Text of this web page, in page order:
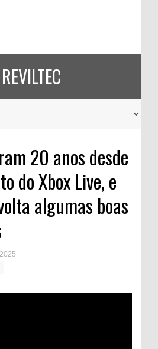
REVILTEC
20 anos desde
do Xbox Live, e
algumas boas